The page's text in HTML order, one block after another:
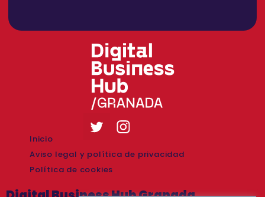
Inicio
Aviso legal y política de privacidad
Política de cookies